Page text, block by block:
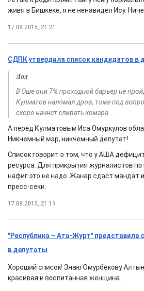
живя в Бишкеке, я не ненавидел Ису.
17.08.2015, 21:21
СДПК утвердила список кандидатов в
Лол
В Оше они 7% проходной баръер не
Кулматов наломал дров, тоже под
скоро начнёт сливать комара...
А перед Кулматовым Иса Омуркулов
Никчемный мэр, никчемный депутат!
Список говорит о том, что у АША
ресурса. Для прикрытия журналистов
нафиг это не надо. Жанар сдаст мандат
пресс-секи.
17.08.2015, 21:19
"Республика – Ата-Журт" представила
в депутаты
Хороший список! Знаю Омурбекову
красивая и воспитанная женщина.